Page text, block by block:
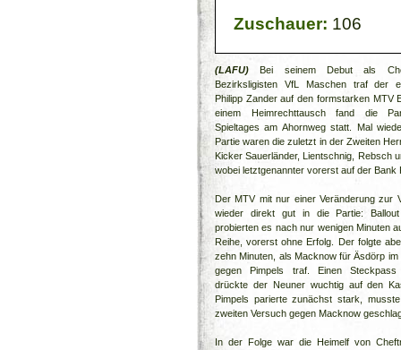
Zuschauer: 106
(LAFU) Bei seinem Debut als
Bezirksligisten VfL Maschen traf der
Philipp Zander auf den formstarken MTV
einem Heimrechttausch fand die
Spieltages am Ahornweg statt. Mal
Partie waren die zuletzt in der Zweiten
Kicker Sauerländer, Lientschnig, Rebsch
wobei letztgenannter vorerst auf der Bank
Der MTV mit nur einer Veränderung zur
wieder direkt gut in die Partie:
probierten es nach nur wenigen Minuten
Reihe, vorerst ohne Erfolg. Der folgte
zehn Minuten, als Macknow für Äsdörp im
gegen Pimpels traf. Einen
drückte der Neuner wuchtig auf den
Pimpels parierte zunächst stark,
zweiten Versuch gegen Macknow
In der Folge war die Heimelf von